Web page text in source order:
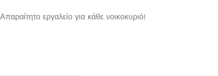
Απαραίτητο εργαλείο για κάθε νοικοκυριό!